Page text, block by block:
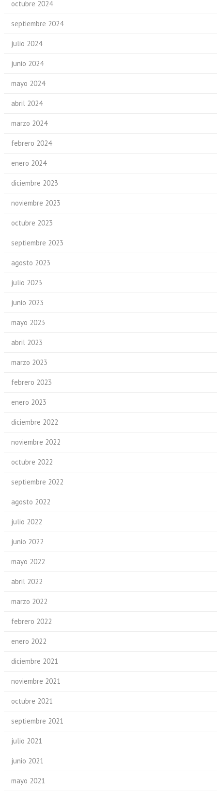
octubre 2024
septiembre 2024
julio 2024
junio 2024
mayo 2024
abril 2024
marzo 2024
febrero 2024
enero 2024
diciembre 2023
noviembre 2023
octubre 2023
septiembre 2023
agosto 2023
julio 2023
junio 2023
mayo 2023
abril 2023
marzo 2023
febrero 2023
enero 2023
diciembre 2022
noviembre 2022
octubre 2022
septiembre 2022
agosto 2022
julio 2022
junio 2022
mayo 2022
abril 2022
marzo 2022
febrero 2022
enero 2022
diciembre 2021
noviembre 2021
octubre 2021
septiembre 2021
julio 2021
junio 2021
mayo 2021